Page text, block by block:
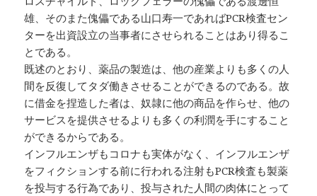
雄、そのまた傀儡である山口寿一であればPCR検査セン
ターを出資設立の当事者にさせられることはあり得るこ
とである。
既述のとおり、薬品の製造は、他の産業よりも多くの人
間を反復してタダ働きさせることができるのである。故
に借金を捏造した者は、奴隷に他の商品を作らせ、他の
サービスを提供させるよりも多くの利潤を手にすること
ができるからである。
インフルエンザもコロナも実体がなく、インフルエンザ
をフィクションする前に行われる注射もPCR検査も製薬
を投与する行為であり、投与された人間の肉体にとって